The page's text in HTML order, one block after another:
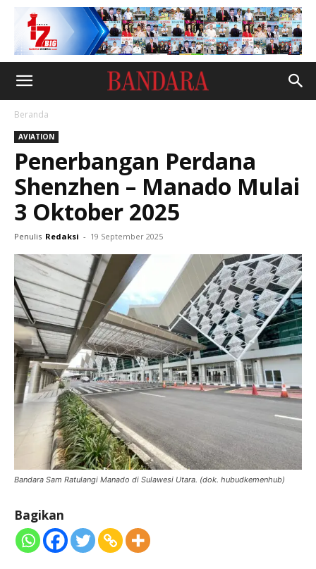
Beranda
AVIATION
Penerbangan Perdana
Shenzhen – Manado Mulai
3 Oktober 2025
Penulis Redaksi - 19 September 2025
Bandara Sam Ratulangi Manado di Sulawesi Utara. (dok. hubudkemenhub)
Bagikan